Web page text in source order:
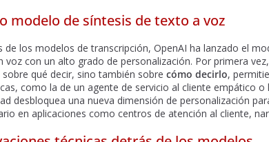
modelo de síntesis de texto a voz
de los modelos de transcripción, OpenAI ha lanzado el
voz con un alto grado de personalización. Por primera
qué decir, sino también sobre cómo decirlo,
como la de un agente de servicio al cliente empático
desbloquea una nueva dimensión de personalización
en aplicaciones como centros de atención al cliente,